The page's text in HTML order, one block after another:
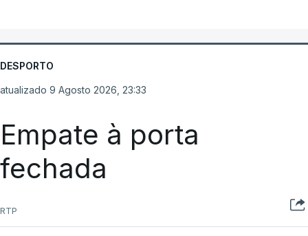
DESPORTO
atualizado 9 Agosto 2026, 23:33
Empate à porta
fechada
RTP